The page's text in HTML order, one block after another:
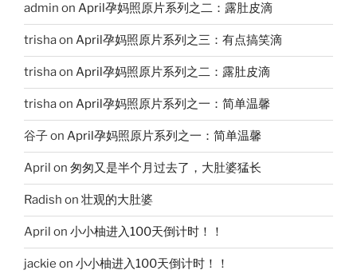
admin on April孕妈照原片系列之二：露肚皮滴
trishaon April孕妈照原片系列之三：有点搞笑滴
trishaon April孕妈照原片系列之二：露肚皮滴
trishaon April孕妈照原片系列之一：简单温馨
谷子on April孕妈照原片系列之一：简单温馨
April on 匆匆又是半个月过去了，大肚婆猛长
Radish on 壮观的大肚婆
April on 小小柚进入100天倒计时！！
jackie on 小小柚进入100天倒计时！！